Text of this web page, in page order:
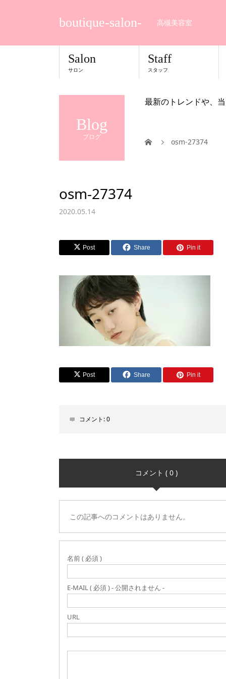
boutique-salon- 高槻美容室
Salon
サロン
Staff
スタッフ
Blog
ブログ
最新のトレンドや、
osm-27374
osm-27374
2020.05.14
Post Share Pin it
Post Share Pin it
コメント:0
コメント ( 0 )
この記事へのコメントはありません。
名前 ( 必須 )
E-MAIL ( 必須 ) - 公開されません -
URL